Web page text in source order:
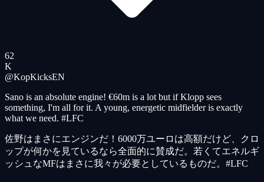
62
K
@KopKicksEN
Sano is an absolute engine! €60m is a lot but if Klopp sees
something, I'm all for it. A young, energetic midfielder is exactly
what we need. #LFC
佐野はまさにエンジンだ！6000万ユーロは高額だけど、クロ
ップが何かを見ているなら全面的に賛成だ。若くてエネルギ
ッシュなMFはまさに我々が必要としているものだ。#LFC